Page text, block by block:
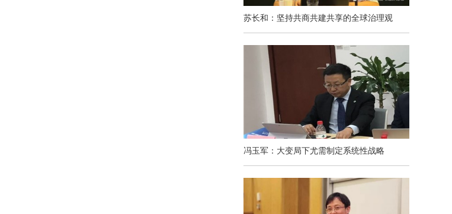
苏长和：坚持共商共建共享的全球治理观
冯玉军：大变局下尤需制定系统性战略